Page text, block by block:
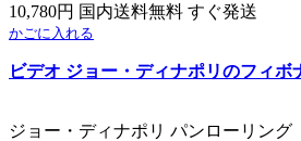
10,780円 国内送料無料 すぐ発送
かごに入れる
ビデオ ジョー・ディナポリのフィボ
ジョー・ディナポリ パンローリング